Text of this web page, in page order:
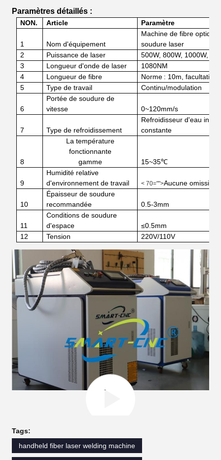
Paramètres détaillés :
NON. Article Paramètre
1 Nom d'équipement
Machine de fibre
soudure laser
2
Puissance de laser 500W,800W, 1000W,
3
Longueur d'onde de laser
1080NM
4
Longueur de fibre Norme : 10m , facultatifs :
5
Type de travail Continu/modulation
6
Portée de soudure de
vitesse
0~120mm/s
7 Type de refroidissement
Refroidisseur d'eau
constante
8
La température
fonctionnante
gamme
15~35℃
9
Humidité relative
d'environnement de travail
< 70="">Aucune omission
10
Épaisseur de soudure
recommandée
0.5-3mm
11
Conditions de soudure
d'espace
≤0.5mm
12
Tension 220V/110V
Tags:
handheld fiber laser welding machine